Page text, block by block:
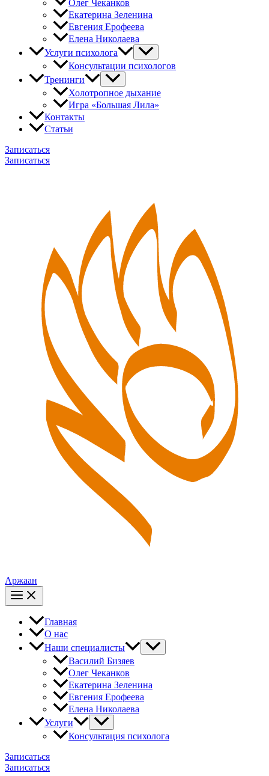
Олег Чеканков
Екатерина Зеленина
Евгения Ерофеева
Елена Николаева
Услуги психолога
Консультации психологов
Тренинги
Холотропное дыхание
Игра «Большая Лила»
Контакты
Статьи
Записаться
Записаться
Аржаан
Главная
О нас
Наши специалисты
Василий Бизяев
Олег Чеканков
Екатерина Зеленина
Евгения Ерофеева
Елена Николаева
Услуги
Консультация психолога
Записаться
Записаться